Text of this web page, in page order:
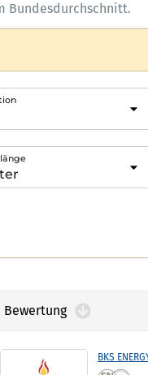
Bundesdurchschnitt.
Bewertung
BKS